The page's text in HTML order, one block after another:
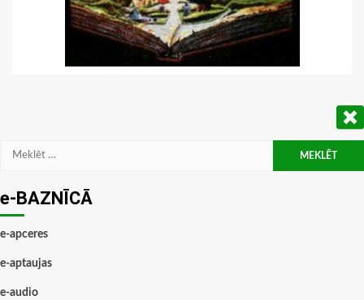
Meklēt:
e-BAZNĪCĀ
e-apceres
e-aptaujas
e-audio